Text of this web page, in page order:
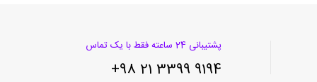
پشتیبانی 24 ساعته فقط با یک تماس
9194 3399 21 98+